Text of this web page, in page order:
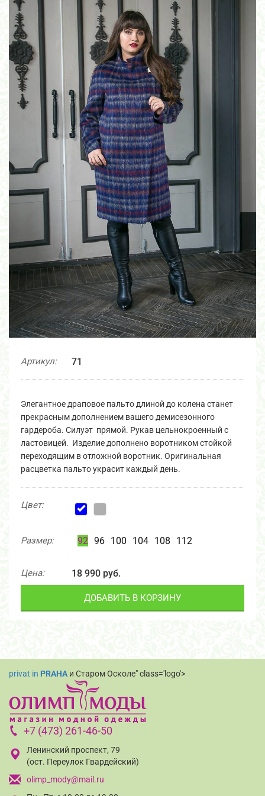
Артикул: 71
Элегантное драповое пальто длиной до колена станет
прекрасным дополнением вашего демисезонного
гардероба. Силуэт прямой. Рукав цельнокроенный с
ластовицей. Изделие дополнено воротником стойкой
переходящим в отложной воротник. Оригинальная
расцветка пальто украсит каждый день.
Цвет:
Размер: 92 96 100 104 108 112
Цена: 18 990 руб.
ДОБАВИТЬ В КОРЗИНУ
privat in PRAHA и Старом Осколе" class='logo'>
+7 (473) 261-46-50
Ленинский проспект, 79
(ост. Переулок Гвардейский)
olimp_mody@mail.ru